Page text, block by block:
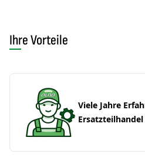
Ihre Vorteile
Viele Jahre
Ersatzteilhandel